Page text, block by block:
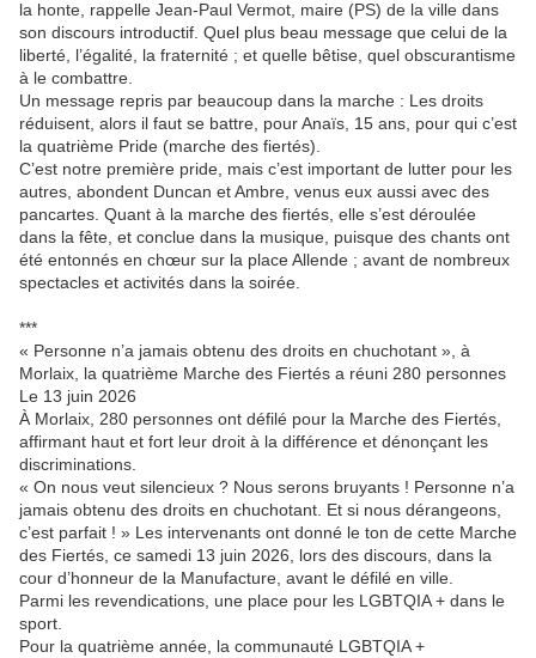
la honte, rappelle Jean-Paul Vermot, maire (PS) de la ville dans
son discours introductif. Quel plus beau message que celui de la
liberté, l’égalité, la fraternité ; et quelle bêtise, quel obscurantisme
à le combattre.
Un message repris par beaucoup dans la marche : Les droits
réduisent, alors il faut se battre, pour Anaïs, 15 ans, pour qui c’est
la quatrième Pride (marche des fiertés).
C’est notre première pride, mais c’est important de lutter pour les
autres, abondent Duncan et Ambre, venus eux aussi avec des
pancartes. Quant à la marche des fiertés, elle s’est déroulée
dans la fête, et conclue dans la musique, puisque des chants ont
été entonnés en chœur sur la place Allende ; avant de nombreux
spectacles et activités dans la soirée.
***
« Personne n’a jamais obtenu des droits en chuchotant », à
Morlaix, la quatrième Marche des Fiertés a réuni 280 personnes
Le 13 juin 2026
À Morlaix, 280 personnes ont défilé pour la Marche des Fiertés,
affirmant haut et fort leur droit à la différence et dénonçant les
discriminations.
« On nous veut silencieux ? Nous serons bruyants ! Personne n’a
jamais obtenu des droits en chuchotant. Et si nous dérangeons,
c’est parfait ! » Les intervenants ont donné le ton de cette Marche
des Fiertés, ce samedi 13 juin 2026, lors des discours, dans la
cour d’honneur de la Manufacture, avant le défilé en ville.
Parmi les revendications, une place pour les LGBTQIA + dans le
sport.
Pour la quatrième année, la communauté LGBTQIA +